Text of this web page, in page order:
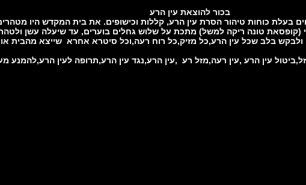
בכור להוצאת עין הרע
תערובת של 7 מיני צמחים בעלת כוחות טיהור הסרת עין הרע, קללות וכישופים. את בית המקדש היו
(קופסאת טונה ריקה למשל) מתכת על שלוש גחלים בוערים, עד שיעלה עשן
בלב שכל עין הרע,כל מזיק,כל רוח רעה,וכל סיטרא אחרא שייצא מהבית
עין הרע ,עין רעה,מזל רע ,עין הרע,נגד עין הרע,תרופה לעין הרע,להמנע